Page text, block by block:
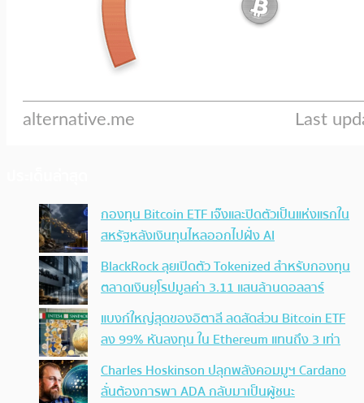
กองทุน Bitcoin ETF เจ๊งและปิดตัวเป็นแห่งแรกใน
สหรัฐหลังเงินทุนไหลออกไปฝั่ง AI
BlackRock ลุยเปิดตัว Tokenized สำหรับกองทุน
ตลาดเงินยุโรปมูลค่า 3.11 แสนล้านดอลลาร์
แบงก์ใหญ่สุดของอิตาลี ลดสัดส่วน Bitcoin ETF
ลง 99% หันลงทุน ใน Ethereum แทนถึง 3 เท่า
Charles Hoskinson ปลุกพลังคอมมูฯ Cardano
ลั่นต้องการพา ADA กลับมาเป็นผู้ชนะ